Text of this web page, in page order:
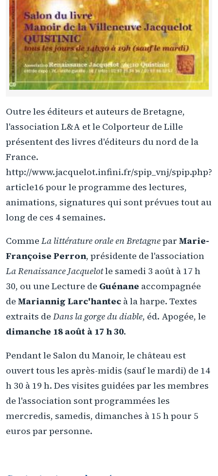
Outre les éditeurs et auteurs de Bretagne,
l'association L&A et le Colporteur de Lille
présentent des livres d'éditeurs du nord de la
France.
http://www.jacquelot.infini.fr/spip_vnj/spip.php?
article16 pour le programme des lectures,
animations, signatures qui sont prévues tout au
long de ces 4 semaines.
Comme La littérature orale en Bretagnepar Marie-
Françoise Perron, présidente de l'association
La Renaissance Jacquelotle samedi 3 août à 17 h
30, ou une Lecture de Guénane accompagnée
de Mariannig Larc'hantec à la harpe. Textes
extraits de Dans la gorge du diable, éd. Apogée, le
dimanche 18 août à 17 h 30.
Pendant le Salon du Manoir, le château est
ouvert tous les après-midis (sauf le mardi) de 14
h 30 à 19 h. Des visites guidées par les membres
de l'association sont programmées les
mercredis, samedis, dimanches à 15 h pour 5
euros par personne.